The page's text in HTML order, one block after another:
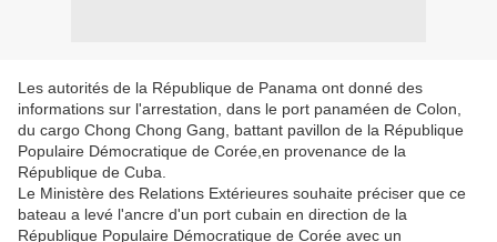
Les autorités de la République de Panama ont donné des
informations sur l'arrestation, dans le port panaméen de Colon,
du cargo Chong Chong Gang, battant pavillon de la République
Populaire Démocratique de Corée,en provenance de la
République de Cuba.
Le Ministère des Relations Extérieures souhaite préciser que ce
bateau a levé l'ancre d'un port cubain en direction de la
République Populaire Démocratique de Corée avec un